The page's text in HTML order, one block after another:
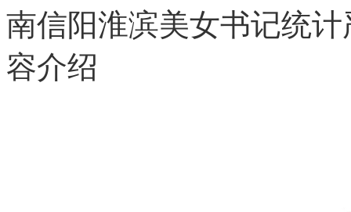
南信阳淮滨美女书记统
容介绍